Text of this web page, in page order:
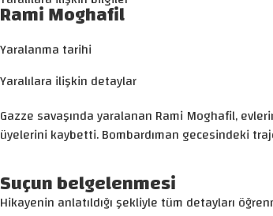
Rami Moghafil
Yaralanma tarihi
Yaralılara ilişkin detaylar
Gazze savaşında yaralanan Rami Moghafil,
üyelerini kaybetti. Bombardıman gecesindeki
Suçun belgelenmesi
Hikayenin anlatıldığı şekliyle tüm detayları